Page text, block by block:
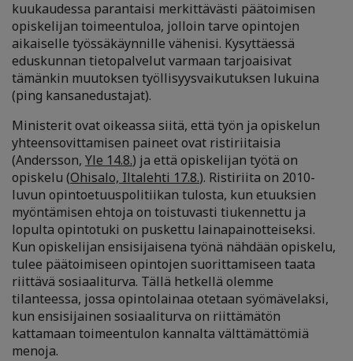
kuukaudessa parantaisi merkittävästi päätoimisen
opiskelijan toimeentuloa, jolloin tarve opintojen
aikaiselle työssäkäynnille vähenisi. Kysyttäessä
eduskunnan tietopalvelut varmaan tarjoaisivat
tämänkin muutoksen työllisyysvaikutuksen lukuina
(ping kansanedustajat).
Ministerit ovat oikeassa siitä, että työn ja opiskelun
yhteensovittamisen paineet ovat ristiriitaisia
(Andersson, Yle 14.8.) ja että opiskelijan työtä on
opiskelu (Ohisalo, Iltalehti 17.8.). Ristiriita on 2010-
luvun opintoetuuspolitiikan tulosta, kun etuuksien
myöntämisen ehtoja on toistuvasti tiukennettu ja
lopulta opintotuki on puskettu lainapainotteiseksi.
Kun opiskelijan ensisijaisena työnä nähdään opiskelu,
tulee päätoimiseen opintojen suorittamiseen taata
riittävä sosiaaliturva. Tällä hetkellä olemme
tilanteessa, jossa opintolainaa otetaan syömävelaksi,
kun ensisijainen sosiaaliturva on riittämätön
kattamaan toimeentulon kannalta välttämättömiä
menoja.